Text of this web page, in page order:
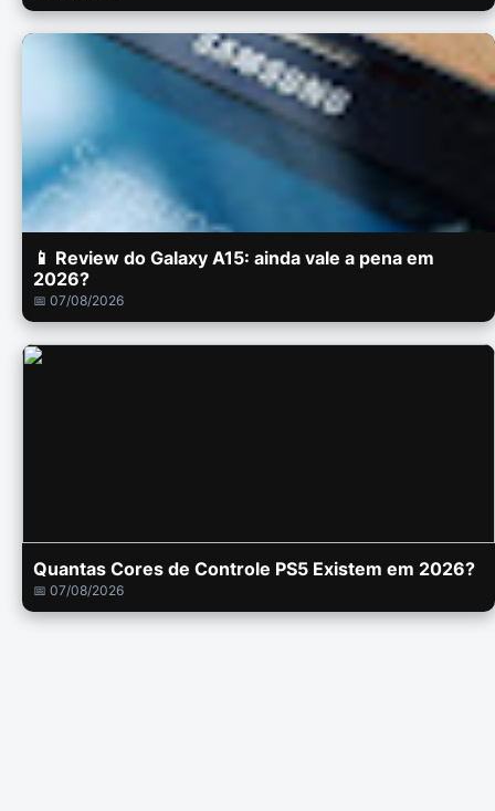
📱 Review do Galaxy A15: ainda vale a pena em
2026?
📅 07/08/2026
Quantas Cores de Controle PS5 Existem em 2026?
📅 07/08/2026